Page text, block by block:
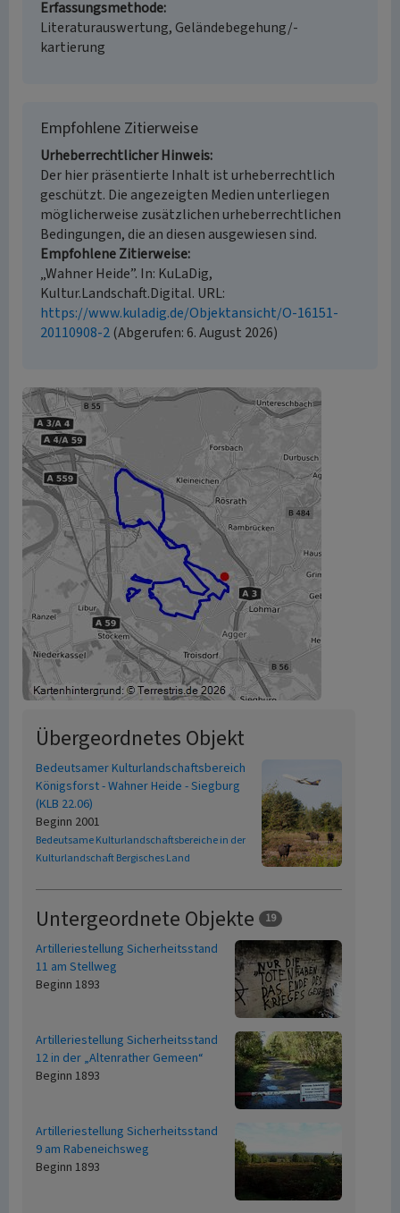
Erfassungsmethode
Literaturauswertung, Geländebegehung/-
kartierung
Empfohlene Zitierweise
Urheberrechtlicher Hinweis
Der hier präsentierte Inhalt ist urheberrechtlich
geschützt. Die angezeigten Medien unterliegen
möglicherweise zusätzlichen urheberrechtlichen
Bedingungen, die an diesen ausgewiesen sind.
Empfohlene Zitierweise
„Wahner Heide”. In: KuLaDig,
Kultur.Landschaft.Digital. URL:
https://www.kuladig.de/Objektansicht/O-16151-
20110908-2(Abgerufen: 6. August 2026)
Übergeordnetes Objekt
Bedeutsamer Kulturlandschaftsbereich
Königsforst - Wahner Heide - Siegburg
(KLB 22.06)
Beginn 2001
Bedeutsame Kulturlandschaftsbereiche in der
Kulturlandschaft Bergisches Land
Untergeordnete Objekte 19
Artilleriestellung Sicherheitsstand
11 am Stellweg
Beginn 1893
Artilleriestellung Sicherheitsstand
12 in der „Altenrather Gemeen“
Beginn 1893
Artilleriestellung Sicherheitsstand
9 am Rabeneichsweg
Beginn 1893